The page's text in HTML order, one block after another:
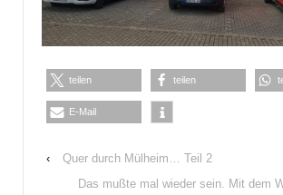
teilen teilen
E-Mail
‹
Quer durch Mülheim… Teil 2
Das mußte mal wieder sein. Mit dem